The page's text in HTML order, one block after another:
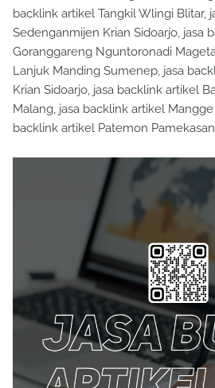
backlink artikel Tangkil Wlingi Blitar,
Sedenganmijen Krian Sidoarjo, jasa
Goranggareng Nguntoronadi
Lanjuk Manding Sumenep, jasa
Krian Sidoarjo, jasa backlink artikel
Malang, jasa backlink artikel
backlink artikel Patemon